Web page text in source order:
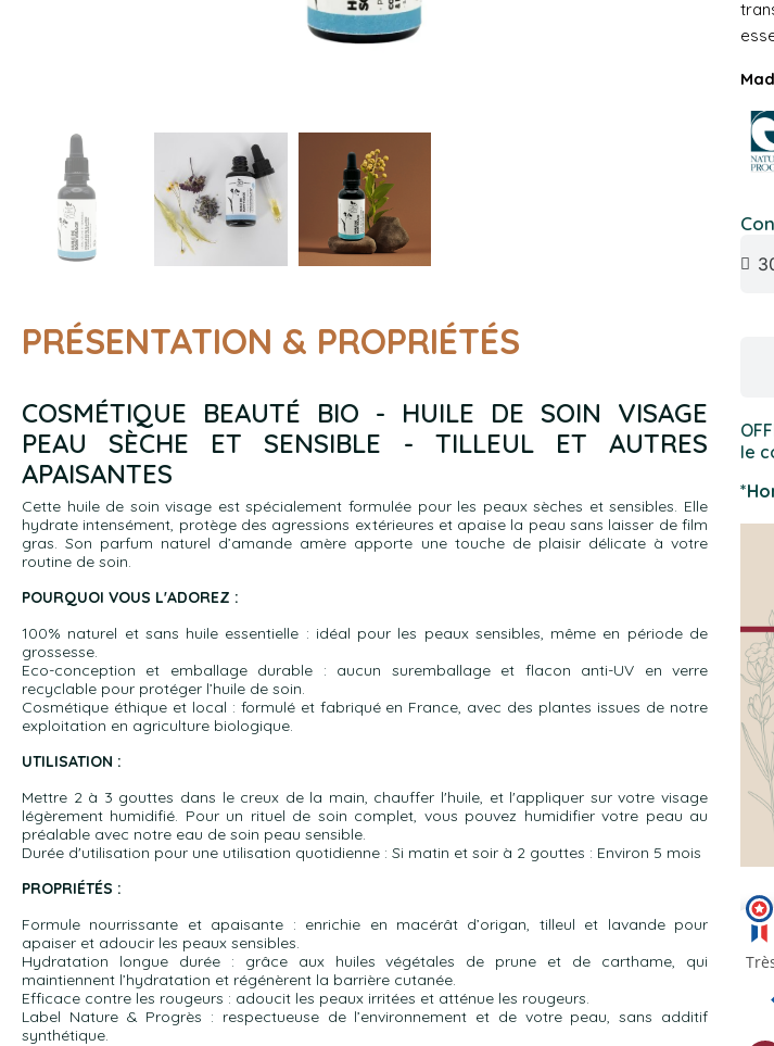
PRÉSENTATION & PROPRIÉTÉS
COSMÉTIQUE BEAUTÉ BIO - HUILE DE SOIN VISAGE
PEAU SÈCHE ET SENSIBLE - TILLEUL ET AUTRES
APAISANTES
Cette huile de soin visage est spécialement formulée pour les peaux sèches et sensibles. Elle
hydrate intensément, protège des agressions extérieures et apaise la peau sans laisser de film
gras. Son parfum naturel d’amande amère apporte une touche de plaisir délicate à votre
routine de soin.
POURQUOI VOUS L'ADOREZ :
100% naturel et sans huile essentielle : idéal pour les peaux sensibles, même en période de
grossesse.
Eco-conception et emballage durable : aucun suremballage et flacon anti-UV en verre
recyclable pour protéger l’huile de soin.
Cosmétique éthique et local : formulé et fabriqué en France, avec des plantes issues de notre
exploitation en agriculture biologique.
UTILISATION :
Mettre 2 à 3 gouttes dans le creux de la main, chauffer l'huile, et l'appliquer sur votre visage
légèrement humidifié. Pour un rituel de soin complet, vous pouvez humidifier votre peau au
préalable avec notre eau de soin peau sensible.
Durée d'utilisation pour une utilisation quotidienne : Si matin et soir à 2 gouttes : Environ 5 mois
PROPRIÉTÉS :
Formule nourrissante et apaisante : enrichie en macérât d’origan, tilleul et lavande pour
apaiser et adoucir les peaux sensibles.
Hydratation longue durée : grâce aux huiles végétales de prune et de carthame, qui
maintiennent l’hydratation et régénèrent la barrière cutanée.
Efficace contre les rougeurs : adoucit les peaux irritées et atténue les rougeurs.
Label Nature & Progrès : respectueuse de l’environnement et de votre peau, sans additif
synthétique.
le